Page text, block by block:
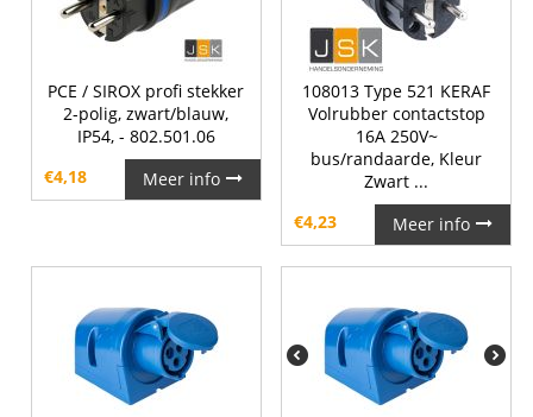
PCE / SIROX profi stekker
2-polig, zwart/blauw,
IP54, - 802.501.06
€4,18 Meer info
108013 Type 521 KERAF
Volrubber contactstop
16A 250V~
bus/randaarde, Kleur
Zwart ...
€4,23 Meer info